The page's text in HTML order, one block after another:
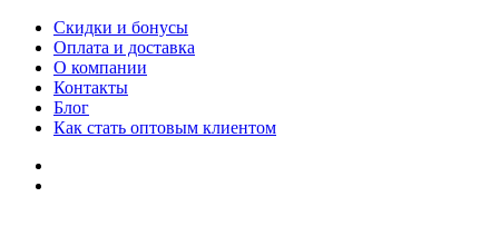
Скидки и бонусы
Оплата и доставка
О компании
Контакты
Блог
Как стать оптовым клиентом